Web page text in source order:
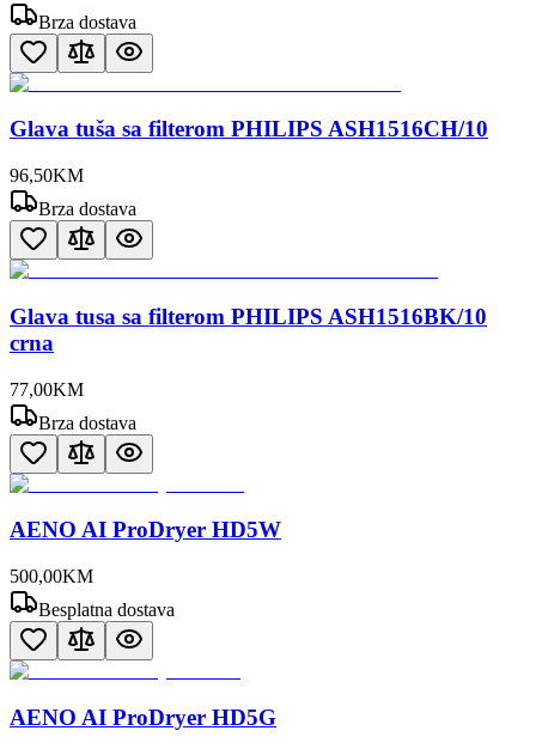
Brza dostava
Glava tuša sa filterom PHILIPS ASH1516CH/10
96,50KM
Brza dostava
Glava tusa sa filterom PHILIPS ASH1516BK/10
crna
77,00KM
Brza dostava
AENO AI ProDryer HD5W
500,00KM
Besplatna dostava
AENO AI ProDryer HD5G